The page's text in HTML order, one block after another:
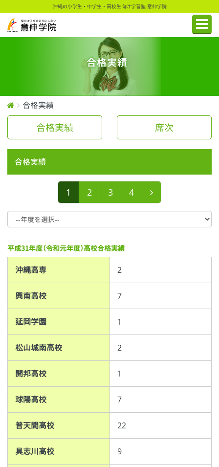
沖縄の小学生・中学生・高校生向け学習塾 意伸学院
合格実績
合格実績
合格実績 席次
合格実績
1 2 3 4
平成31年度（令和元年度）高校合格実績
沖縄高専 2
興南高校 7
延岡学園 1
松山城南高校 2
開邦高校 1
球陽高校 7
普天間高校 22
具志川高校 9